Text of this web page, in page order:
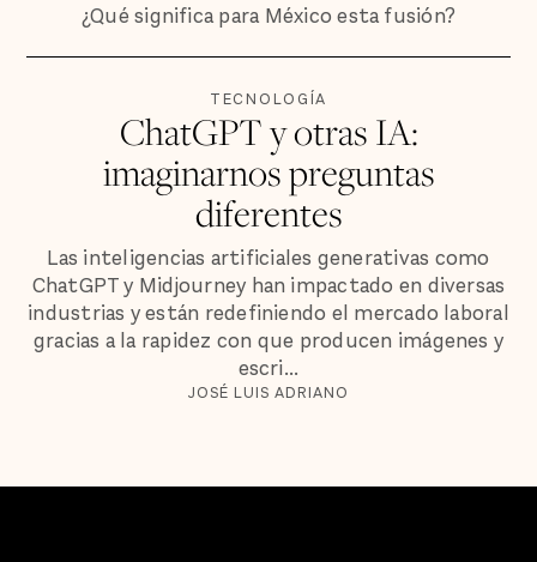
¿Qué significa para México esta fusión?
TECNOLOGÍA
ChatGPT y otras IA:
imaginarnos preguntas
diferentes
Las inteligencias artificiales generativas como
ChatGPT y Midjourney han impactado en diversas
industrias y están redefiniendo el mercado laboral
gracias a la rapidez con que producen imágenes y
escri...
JOSÉ LUIS ADRIANO